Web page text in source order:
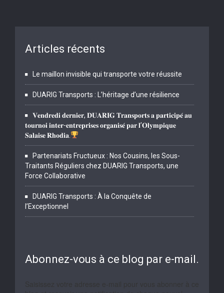
Articles récents
Le maillon invisible qui transporte votre réussite
DUARIG Transports : L’héritage d’une résilience
𝐕𝐞𝐧𝐝𝐫𝐞𝐝𝐢 𝐝𝐞𝐫𝐧𝐢𝐞𝐫, 𝐃𝐔𝐀𝐑𝐈𝐆 𝐓𝐫𝐚𝐧𝐬𝐩𝐨𝐫𝐭𝐬 𝐚 𝐩𝐚𝐫𝐭𝐢𝐜𝐢𝐩𝐞́ 𝐚𝐮
𝐭𝐨𝐮𝐫𝐧𝐨𝐢 𝐢𝐧𝐭𝐞𝐫-𝐞𝐧𝐭𝐫𝐞𝐩𝐫𝐢𝐬𝐞𝐬 𝐨𝐫𝐠𝐚𝐧𝐢𝐬𝐞́ 𝐩𝐚𝐫 𝐥’𝐎𝐥𝐲𝐦𝐩𝐢𝐪𝐮𝐞
𝐒𝐚𝐥𝐚𝐢𝐬𝐞 𝐑𝐡𝐨𝐝𝐢𝐚.
Partenariats Fructueux : Nos Cousins, les Sous-
Traitants Réguliers chez DUARIG Transports, une
Force Collaborative
DUARIG Transports : À la Conquête de
l’Exceptionnel
Abonnez-vous à ce blog par e-mail.